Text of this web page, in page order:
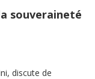
souveraineté
discute de